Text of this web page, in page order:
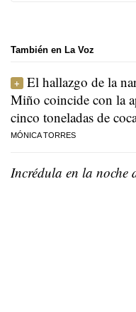
También en La Voz
El hallazgo de la
Miño coincide con la
cinco toneladas de
MÓNICA TORRES
Incrédula en la noche